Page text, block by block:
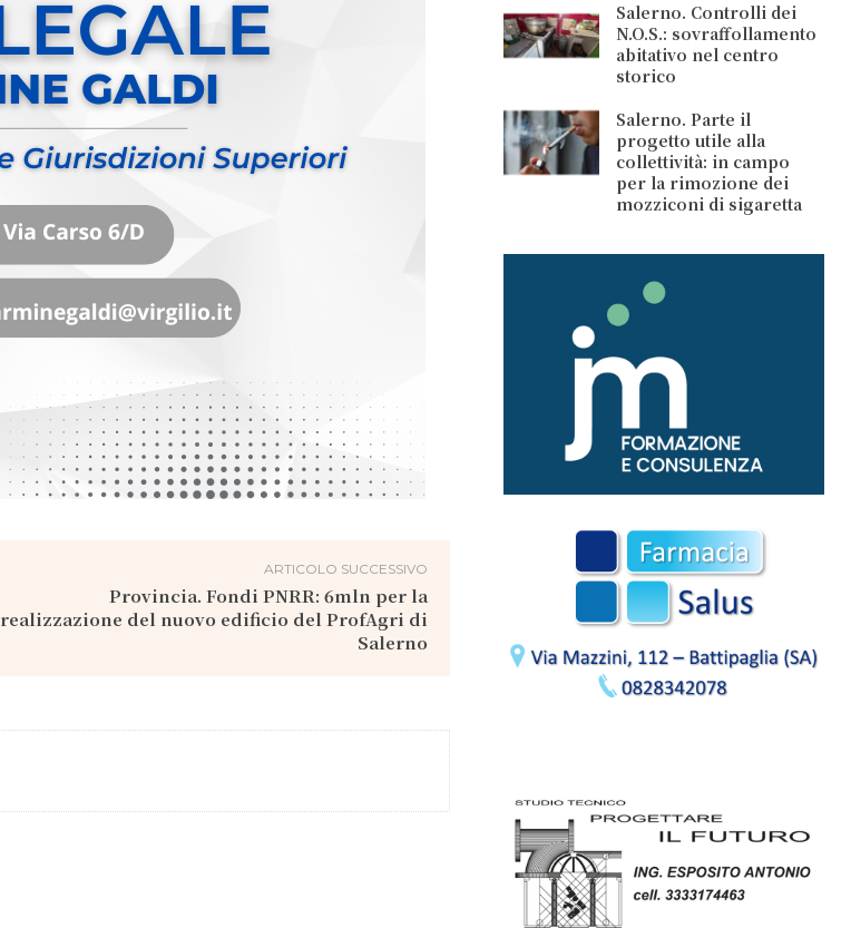
ARTICOLO SUCCESSIVO
Provincia. Fondi PNRR: 6mln per la
realizzazione del nuovo edificio del ProfAgri di
Salerno
Salerno. Controlli dei
N.O.S.: sovraffollamento
abitativo nel centro
storico
Salerno. Parte il
progetto utile alla
collettività: in campo
per la rimozione dei
mozziconi di sigaretta